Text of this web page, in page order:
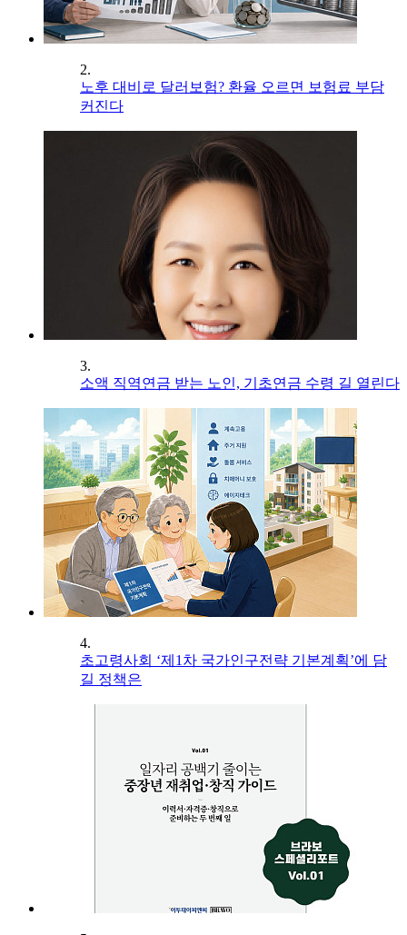
2.
노후 대비로 달러보험? 환율 오르면 보험료 부담
커진다
3.
소액 직역연금 받는 노인, 기초연금 수령 길 열린다
4.
초고령사회 ‘제1차 국가인구전략 기본계획’에 담
길 정책은